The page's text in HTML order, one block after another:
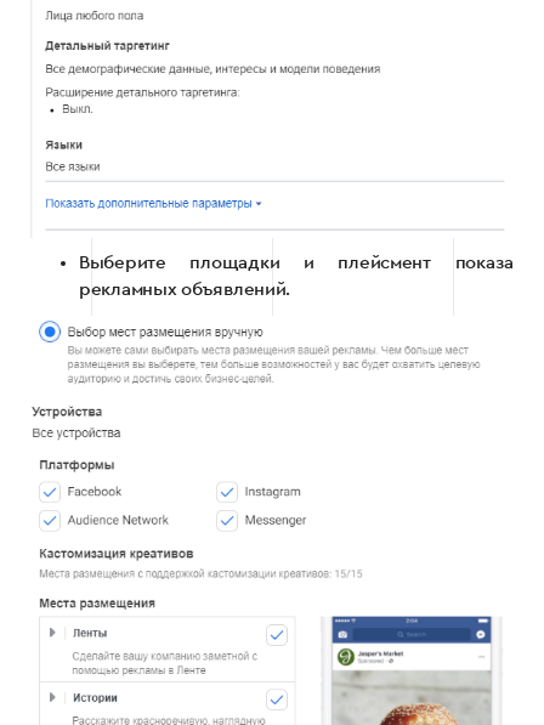
Выберите площадки и плейсмент показа
рекламных объявлений.